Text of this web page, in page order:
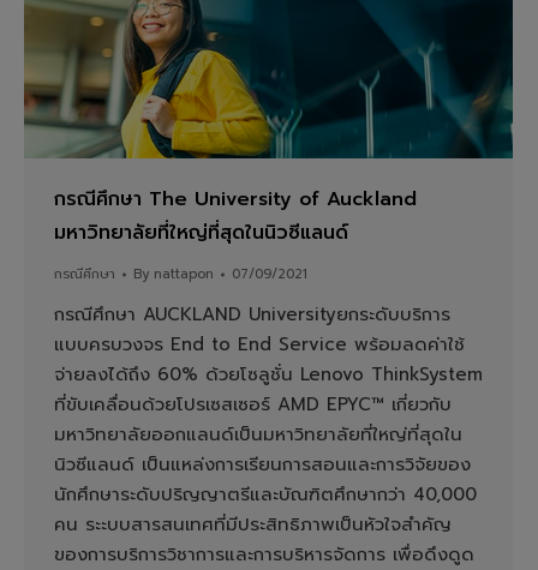
กรณีศึกษา The University of Auckland
มหาวิทยาลัยที่ใหญ่ที่สุดในนิวซีแลนด์
กรณีศึกษา By nattapon 07/09/2021
กรณีศึกษา AUCKLAND Universityยกระดับบริการ
แบบครบวงจร End to End Service พร้อมลดค่าใช้
จ่ายลงได้ถึง 60% ด้วยโซลูชั่น Lenovo ThinkSystem
ที่ขับเคลื่อนด้วยโปรเซสเซอร์ AMD EPYC™ เกี่ยวกับ
มหาวิทยาลัยออกแลนด์เป็นมหาวิทยาลัยที่ใหญ่ที่สุดใน
นิวซีแลนด์ เป็นแหล่งการเรียนการสอนและการวิจัยของ
นักศึกษาระดับปริญญาตรีและบัณฑิตศึกษากว่า 40,000
คน ระะบบสารสนเทศที่มีประสิทธิภาพเป็นหัวใจสำคัญ
ของการบริการวิชาการและการบริหารจัดการ เพื่อดึงดูด